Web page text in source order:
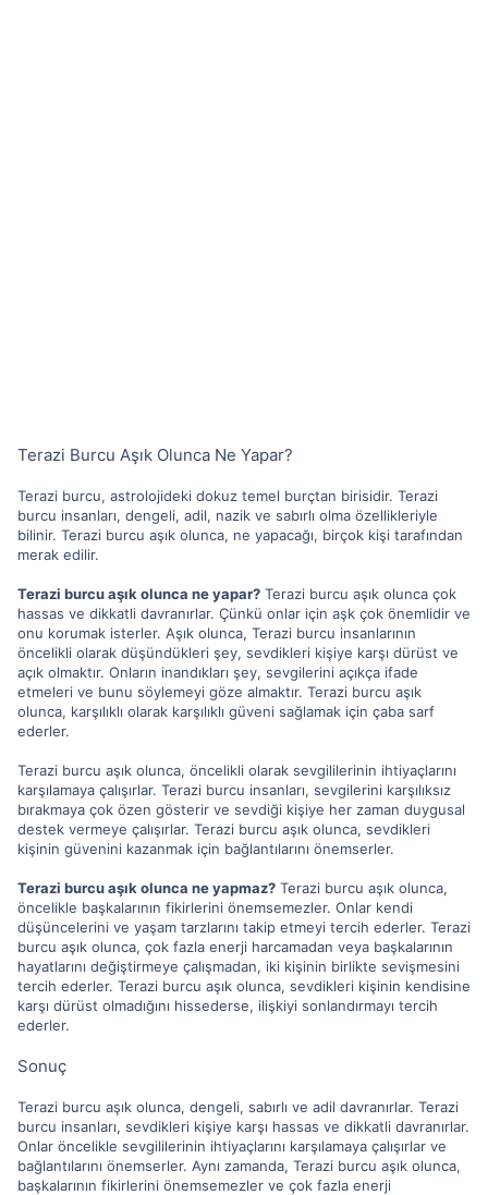
Terazi Burcu Aşık Olunca Ne Yapar?
Terazi burcu, astrolojideki dokuz temel burçtan birisidir. Terazi
burcu insanları, dengeli, adil, nazik ve sabırlı olma özellikleriyle
bilinir. Terazi burcu aşık olunca, ne yapacağı, birçok kişi tarafından
merak edilir.
Terazi burcu aşık olunca ne yapar? Terazi burcu aşık olunca çok
hassas ve dikkatli davranırlar. Çünkü onlar için aşk çok önemlidir ve
onu korumak isterler. Aşık olunca, Terazi burcu insanlarının
öncelikli olarak düşündükleri şey, sevdikleri kişiye karşı dürüst ve
açık olmaktır. Onların inandıkları şey, sevgilerini açıkça ifade
etmeleri ve bunu söylemeyi göze almaktır. Terazi burcu aşık
olunca, karşılıklı olarak karşılıklı güveni sağlamak için çaba sarf
ederler.
Terazi burcu aşık olunca, öncelikli olarak sevgililerinin ihtiyaçlarını
karşılamaya çalışırlar. Terazi burcu insanları, sevgilerini karşılıksız
bırakmaya çok özen gösterir ve sevdiği kişiye her zaman duygusal
destek vermeye çalışırlar. Terazi burcu aşık olunca, sevdikleri
kişinin güvenini kazanmak için bağlantılarını önemserler.
Terazi burcu aşık olunca ne yapmaz? Terazi burcu aşık olunca,
öncelikle başkalarının fikirlerini önemsemezler. Onlar kendi
düşüncelerini ve yaşam tarzlarını takip etmeyi tercih ederler. Terazi
burcu aşık olunca, çok fazla enerji harcamadan veya başkalarının
hayatlarını değiştirmeye çalışmadan, iki kişinin birlikte sevişmesini
tercih ederler. Terazi burcu aşık olunca, sevdikleri kişinin kendisine
karşı dürüst olmadığını hissederse, ilişkiyi sonlandırmayı tercih
ederler.
Sonuç
Terazi burcu aşık olunca, dengeli, sabırlı ve adil davranırlar. Terazi
burcu insanları, sevdikleri kişiye karşı hassas ve dikkatli davranırlar.
Onlar öncelikle sevgililerinin ihtiyaçlarını karşılamaya çalışırlar ve
bağlantılarını önemserler. Aynı zamanda, Terazi burcu aşık olunca,
başkalarının fikirlerini önemsemezler ve çok fazla enerji